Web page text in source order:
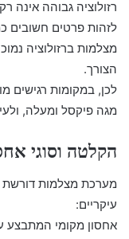
רזולוציה גבוהה אינה
לזהות פרטים חשובים
מצלמות ברזולוציה
הצורך.
לכן, במקומות רגישים
מגה פיקסל ומעלה,
הקלטה וסוגי
מערכת מצלמות דורשת
עיקריים:
אחסון מקומי המתבצע